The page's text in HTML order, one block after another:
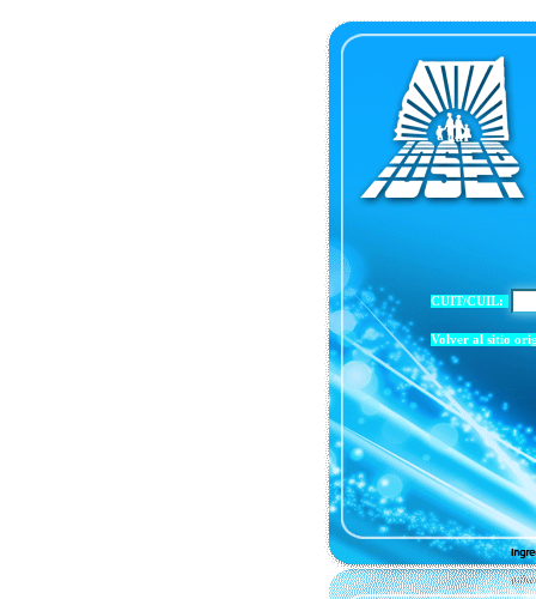
CUIT/CUIL:
Volver al sitio